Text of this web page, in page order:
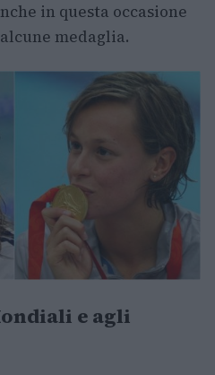
in questa occasione
medaglia.
e agli